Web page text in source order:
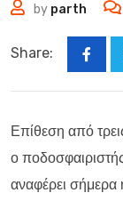
by parth
Share:
Επίθεση από
ο
αναφέρει σήμερα